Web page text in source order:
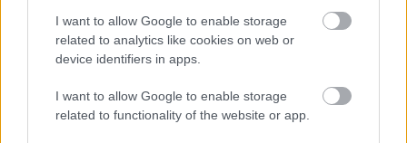
I want to allow Google to enable storage
related to analytics like cookies on web or
device identifiers in apps.
I want to allow Google to enable storage
related to functionality of the website or app.
Токотриенолите са известни със своите
антиоксидантни свойства, които могат да
предпазват клетките от увреждане, което би
могло да доведе до рак. Проучванията показват,
че токотриенолите могат да забавят растежа на